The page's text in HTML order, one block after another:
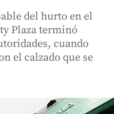
del hurto en el
Plaza terminó
cuando
el calzado que se